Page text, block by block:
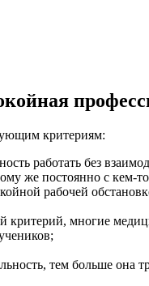
критериям:
работать без
же постоянно с
рабочей
критерий, многие
тем больше она